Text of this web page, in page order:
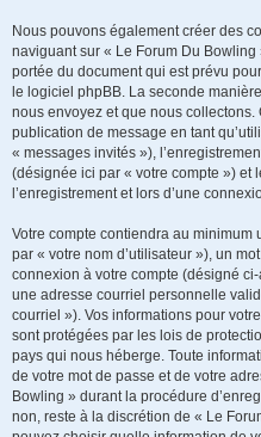
Nous pouvons également créer des
naviguant sur « Le Forum Du
portée du document qui est prévu
le logiciel phpBB. La seconde
nous envoyez et que nous collectons.
publication de message en tant
« messages invités »),
(désignée ici par « votre compte ») et
l’enregistrement et lors d’une
Votre compte contiendra au
par « votre nom d’utilisateur »), un
connexion à votre compte (désigné
une adresse courriel personnelle
courriel »). Vos informations pour
sont protégées par les lois de
pays qui nous héberge. Toute
de votre mot de passe et de votre
Bowling » durant la procédure
non, reste à la discrétion de « Le